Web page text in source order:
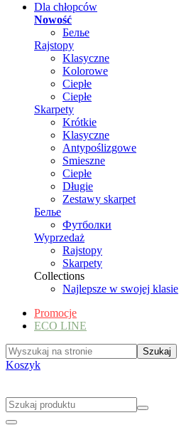
Dla chłopców
Nowość
Белье
Rajstopy
Klasyczne
Kolorowe
Ciepłe
Ciepłe
Skarpety
Krótkie
Klasyczne
Antypoślizgowe
Smieszne
Ciepłe
Długie
Zestawy skarpet
Белье
Футболки
Wyprzedaż
Rajstopy
Skarpety
Collections
Najlepsze w swojej klasie
Promocje
ECO LINE
Koszyk